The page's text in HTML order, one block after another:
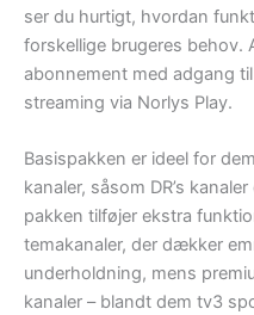
ser du hurtigt, hvordan
forskellige brugeres behov.
abonnement med adgang
streaming via Norlys Play.
Basispakken er ideel for
kanaler, såsom DR’s
pakken tilføjer ekstra
temakanaler, der dækker
underholdning, mens
kanaler – blandt dem tv3